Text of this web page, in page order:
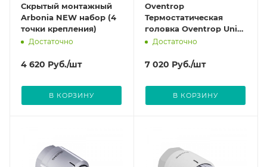
Скрытый монтажный
Arbonia NEW набор (4
точки крепления)
Достаточно
4 620 Руб./шт
В КОРЗИНУ
Oventrop
Термостатическая
головка Oventrop Uni
SH матовая сталь art
Достаточно
7 020 Руб./шт
В КОРЗИНУ